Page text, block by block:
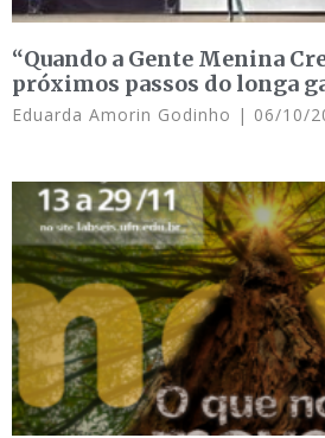
“Quando a Gente Menina
próximos passos do longa
Eduarda Amorin Godinho 06/10/